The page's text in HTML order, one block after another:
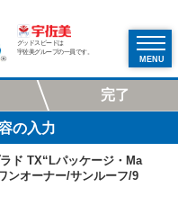
グッドスピードは
宇佐美グループの一員です。
MENU
完了
の入力
ド TX“Lパッケージ・Ma
オーナー/サンルーフ/9